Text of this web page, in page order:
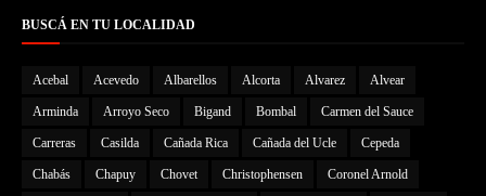
BUSCÁ EN TU LOCALIDAD
Acebal Acevedo Albarellos Alcorta Alvarez Alvear
Arminda Arroyo Seco Bigand Bombal Carmen del Sauce
Carreras Casilda Cañada Rica Cañada del Ucle Cepeda
Chabás Chapuy Chovet Christophensen Coronel Arnold